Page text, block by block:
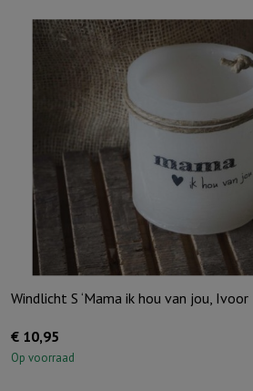
Windlicht S ‘Mama ik hou van jou, Ivoor
€ 10,95
Op voorraad